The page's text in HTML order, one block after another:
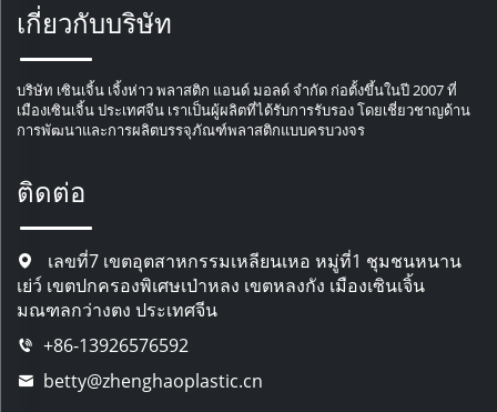
เกี่ยวกับบริษัท
บริษัท เซินเจิ้น เจิ้งห่าว พลาสติก แอนด์ มอลด์ จำกัด ก่อตั้งขึ้นในปี 2007 ที่
เมืองเซินเจิ้น ประเทศจีน เราเป็นผู้ผลิตที่ได้รับการรับรอง โดยเชี่ยวชาญด้าน
การพัฒนาและการผลิตบรรจุภัณฑ์พลาสติกแบบครบวงจร
ติดต่อ
เลขที่7 เขตอุตสาหกรรมเหลียนเหอ หมู่ที่1 ชุมชนหนาน
เย่ว์ เขตปกครองพิเศษเป่าหลง เขตหลงกัง เมืองเซินเจิ้น
มณฑลกว่างตง ประเทศจีน
+86-13926576592
betty@zhenghaoplastic.cn